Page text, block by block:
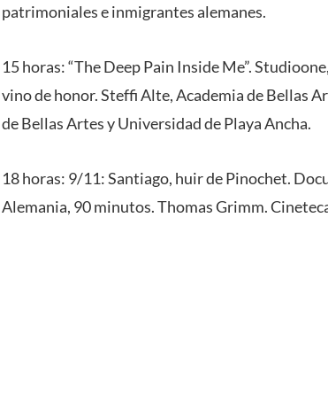
patrimoniales e inmigrantes alemanes.
15 horas: “The Deep Pain Inside Me”.
vino de honor. Steffi Alte, Academia de Bellas
de Bellas Artes y Universidad de Playa Ancha.
18 horas: 9/11: Santiago, huir de Pinochet.
Alemania, 90 minutos. Thomas Grimm.